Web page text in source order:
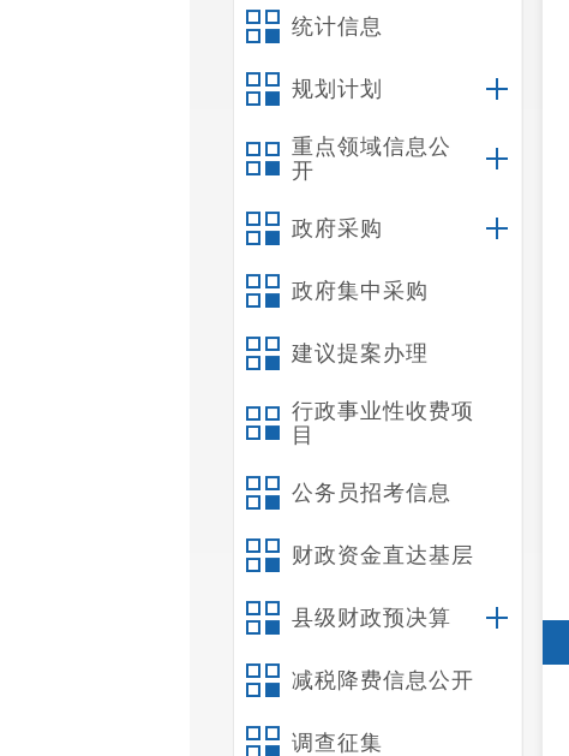
统计信息
规划计划
重点领域信息公
开
政府采购
政府集中采购
建议提案办理
行政事业性收费项
目
公务员招考信息
财政资金直达基层
县级财政预决算
减税降费信息公开
调查征集